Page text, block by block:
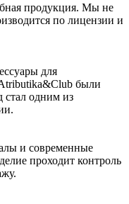
продукция. Мы не
по лицензии и
для
были
стал одним из
и современные
проходит контроль